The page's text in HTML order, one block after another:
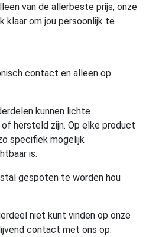
van de allerbeste prijs, onze
klaar om jou persoonlijk te
contact en alleen op
kunnen lichte
hersteld zijn. Op elke product
specifiek mogelijk
is.
gespoten te worden hou
niet kunt vinden op onze
contact met ons op.